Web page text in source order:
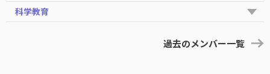
科学教育
過去のメンバー一覧